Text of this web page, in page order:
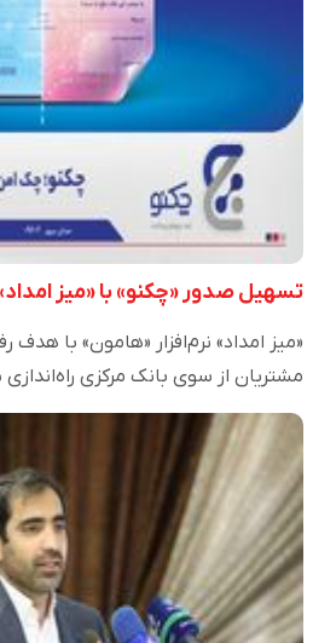
تسهیل صدور «چکنو» با «میز
«میز امداد» نرم‌افزار «هامون» با هدف
مشتریان از سوی بانک مرکزی